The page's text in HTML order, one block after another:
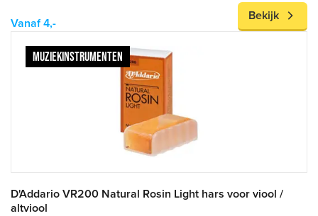
Vanaf 4,-
Bekijk
MUZIEKINSTRUMENTEN
D'Addario VR200 Natural Rosin Light hars voor viool /
altviool